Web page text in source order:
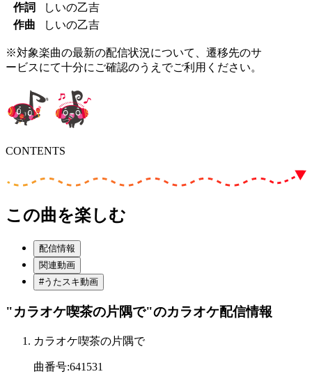
作詞
しいの乙吉
作曲
しいの乙吉
※対象楽曲の最新の配信状況について、遷移先のサ
ービスにて十分にご確認のうえでご利用ください。
CONTENTS
この曲を楽しむ
配信情報
関連動画
#うたスキ動画
"カラオケ喫茶の片隅で"のカラオケ配信情報
カラオケ喫茶の片隅で
曲番号:641531